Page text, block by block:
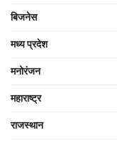
बिजनेस
मध्य प्रदेश
मनोरंजन
महाराष्ट्र
राजस्थान